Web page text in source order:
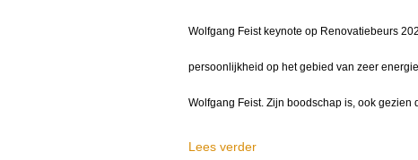
Wolfgang Feist keynote op Renovatiebeurs
persoonlijkheid op het gebied van zeer
Wolfgang Feist. Zijn boodschap is, ook
Lees verder